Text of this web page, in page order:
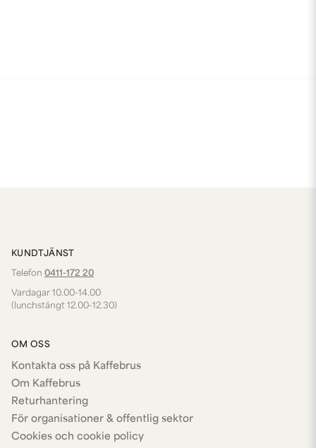
KUNDTJÄNST
Telefon 0411-172 20
Vardagar 10.00-14.00
(lunchstängt 12.00-12.30)
OM OSS
Kontakta oss på Kaffebrus
Om Kaffebrus
Returhantering
För organisationer & offentlig sektor
Cookies och cookie policy